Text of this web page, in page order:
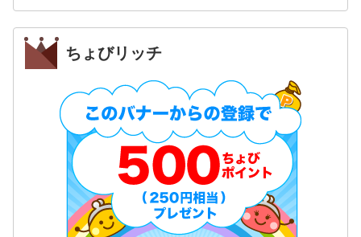
ちょびリッチ